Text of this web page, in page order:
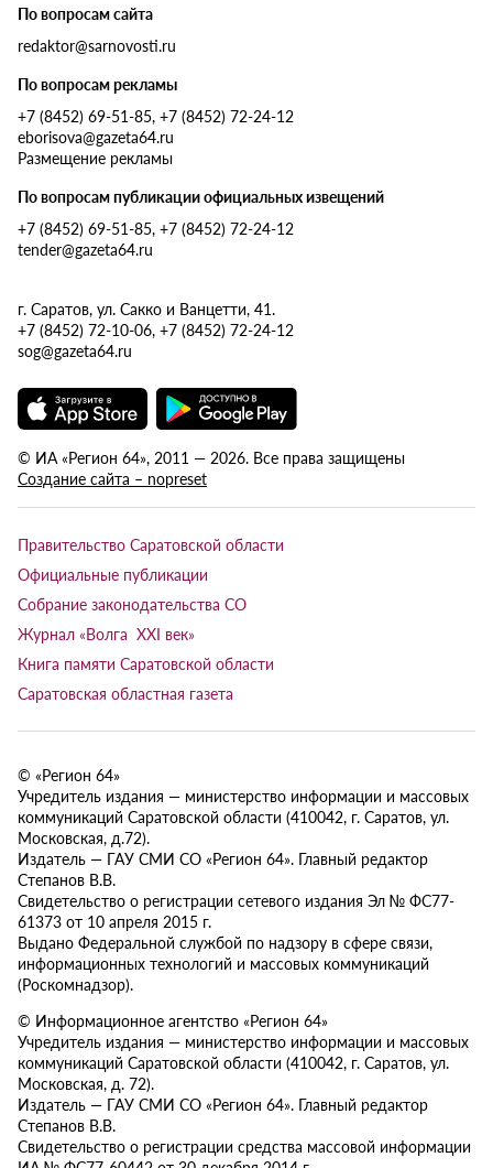
По вопросам сайта
redaktor@sarnovosti.ru
По вопросам рекламы
+7 (8452) 69-51-85, +7 (8452) 72-24-12
eborisova@gazeta64.ru
Размещение рекламы
По вопросам публикации официальных извещений
+7 (8452) 69-51-85, +7 (8452) 72-24-12
tender@gazeta64.ru
г. Саратов, ул. Сакко и Ванцетти, 41.
+7 (8452) 72-10-06, +7 (8452) 72-24-12
sog@gazeta64.ru
© ИА «Регион 64», 2011 — 2026. Все права защищены
Создание сайта – nopreset
Правительство Саратовской области
Официальные публикации
Собрание законодательства СО
Журнал «Волга XXI век»
Книга памяти Саратовской области
Саратовская областная газета
© «Регион 64»
Учредитель издания — министерство информации и массовых
коммуникаций Саратовской области (410042, г. Саратов, ул.
Московская, д.72).
Издатель — ГАУ СМИ СО «Регион 64». Главный редактор
Степанов В.В.
Свидетельство о регистрации сетевого издания Эл № ФС77-
61373 от 10 апреля 2015 г.
Выдано Федеральной службой по надзору в сфере связи,
информационных технологий и массовых коммуникаций
(Роскомнадзор).
© Информационное агентство «Регион 64»
Учредитель издания — министерство информации и массовых
коммуникаций Саратовской области (410042, г. Саратов, ул.
Московская, д. 72).
Издатель — ГАУ СМИ СО «Регион 64». Главный редактор
Степанов В.В.
Свидетельство о регистрации средства массовой информации